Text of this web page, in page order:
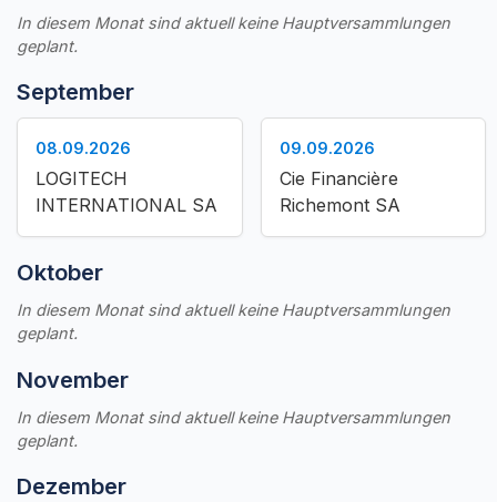
In diesem Monat sind aktuell keine Hauptversammlungen
geplant.
September
08.09.2026
LOGITECH
INTERNATIONAL SA
09.09.2026
Cie Financière
Richemont SA
Oktober
In diesem Monat sind aktuell keine Hauptversammlungen
geplant.
November
In diesem Monat sind aktuell keine Hauptversammlungen
geplant.
Dezember